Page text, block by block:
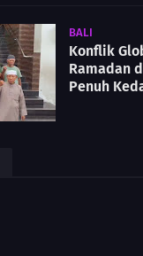
BALI
Konflik
Ramadan
Penuh